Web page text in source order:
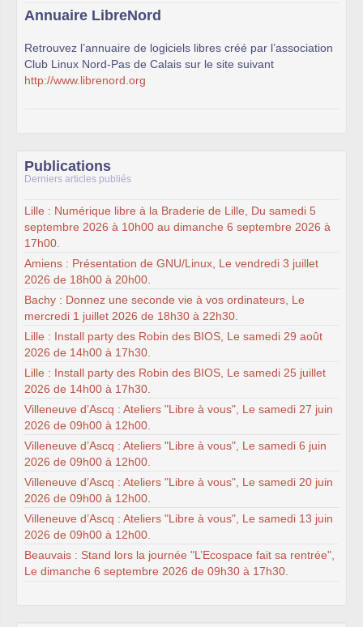
Annuaire LibreNord
Retrouvez l’annuaire de logiciels libres créé par l’association
Club Linux Nord-Pas de Calais sur le site suivant
http://www.librenord.org
Publications
Derniers articles publiés
Lille : Numérique libre à la Braderie de Lille, Du samedi 5
septembre 2026 à 10h00 au dimanche 6 septembre 2026 à
17h00.
Amiens : Présentation de GNU/Linux, Le vendredi 3 juillet
2026 de 18h00 à 20h00.
Bachy : Donnez une seconde vie à vos ordinateurs, Le
mercredi 1 juillet 2026 de 18h30 à 22h30.
Lille : Install party des Robin des BIOS, Le samedi 29 août
2026 de 14h00 à 17h30.
Lille : Install party des Robin des BIOS, Le samedi 25 juillet
2026 de 14h00 à 17h30.
Villeneuve d’Ascq : Ateliers "Libre à vous", Le samedi 27 juin
2026 de 09h00 à 12h00.
Villeneuve d’Ascq : Ateliers "Libre à vous", Le samedi 6 juin
2026 de 09h00 à 12h00.
Villeneuve d’Ascq : Ateliers "Libre à vous", Le samedi 20 juin
2026 de 09h00 à 12h00.
Villeneuve d’Ascq : Ateliers "Libre à vous", Le samedi 13 juin
2026 de 09h00 à 12h00.
Beauvais : Stand lors la journée "L’Ecospace fait sa rentrée",
Le dimanche 6 septembre 2026 de 09h30 à 17h30.